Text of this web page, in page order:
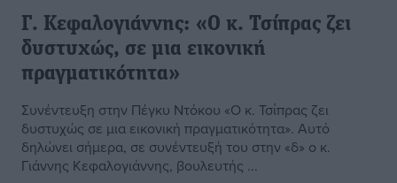
Γ. Kεφαλογιάννης: «Ο κ. Τσίπρας ζει
δυστυχώς, σε μια εικονική
πραγματικότητα»
Συνέντευξη στην Πέγκυ Ντόκου «Ο κ. Τσίπρας ζει
δυστυχώς σε μια εικονική πραγματικότητα». Αυτό
δηλώνει σήμερα, σε συνέντευξή του στην «δ» ο κ.
Γιάννης Κεφαλογιάννης, βουλευτής ...